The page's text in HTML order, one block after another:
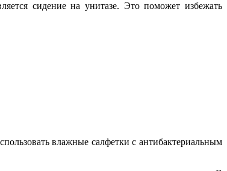
сидение на унитазе. Это поможет избежать
влажные салфетки с антибактериальным